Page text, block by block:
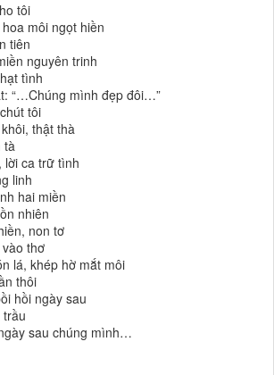
tôi
môi ngọt hiền
tiên
nguyên trinh
tình
“…Chúng mình đẹp đôi…”
tôi
thật thà
tà
lời ca trữ tình
linh
hai miền
nhiên
non tơ
thơ
lá, khép hờ mắt môi
thôi
hồi ngày sau
sau chúng mình…